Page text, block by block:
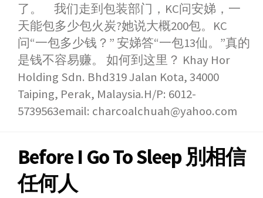
了。 我们走到包装部门，KC问安娣，一
天能包多少包火炭?她说大概200包。KC
问“一包多少钱？” 安娣答“一包13仙。”真的
是钱不容易赚。 如何到这里？ Khay Hor
Holding Sdn. Bhd319 Jalan Kota, 34000
Taiping, Perak, Malaysia.H/P: 6012-
5739563email: charcoalchuah@yahoo.com
Before I Go To Sleep 別相信
任何人